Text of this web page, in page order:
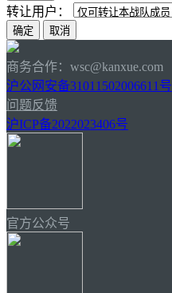
转让用户：
商务合作：wsc@kanxue.com
沪公网安备31011502006611号
问题反馈
沪ICP备2022023406号
官方公众号